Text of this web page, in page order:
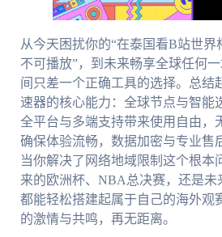
从今天困扰你的“在泰国看B站世界
不可播放”，到未来畅享全球任何
间只差一个正确工具的选择。总结
速器的核心能力：全球节点与智能
全平台与多端支持带来使用自由，
确保体验流畅，数据加密与专业售
当你解决了网络地域限制这个根本
来的欧洲杯、NBA总决赛，还是未
都能轻松搭建起属于自己的海外观
的激情与共鸣，再无距离。